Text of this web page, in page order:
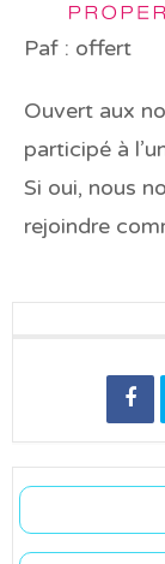
Paf : offert
Ouvert aux
participé à
Si oui, nous
rejoindre